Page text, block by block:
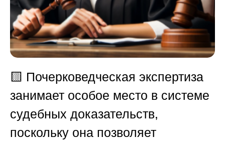
🟨 Почерковедческая экспертиза
занимает особое место в системе
судебных доказательств,
поскольку она позволяет